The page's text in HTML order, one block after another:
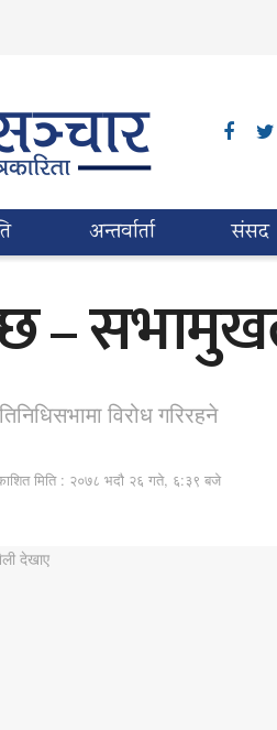
अन्तर्वार्ता संसद
–
विरोध गरिरहने
मिति : २०७८ भदौ २६ गते, ६:३९ बजे